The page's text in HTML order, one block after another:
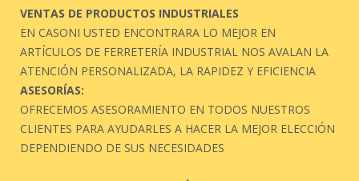
VENTAS DE PRODUCTOS INDUSTRIALES
EN CASONI USTED ENCONTRARA LO MEJOR EN
ARTÍCULOS DE FERRETERÍA INDUSTRIAL NOS AVALAN LA
ATENCIÓN PERSONALIZADA, LA RAPIDEZ Y EFICIENCIA
ASESORÍAS:
OFRECEMOS ASESORAMIENTO EN TODOS NUESTROS
CLIENTES PARA AYUDARLES A HACER LA MEJOR ELECCIÓN
DEPENDIENDO DE SUS NECESIDADES